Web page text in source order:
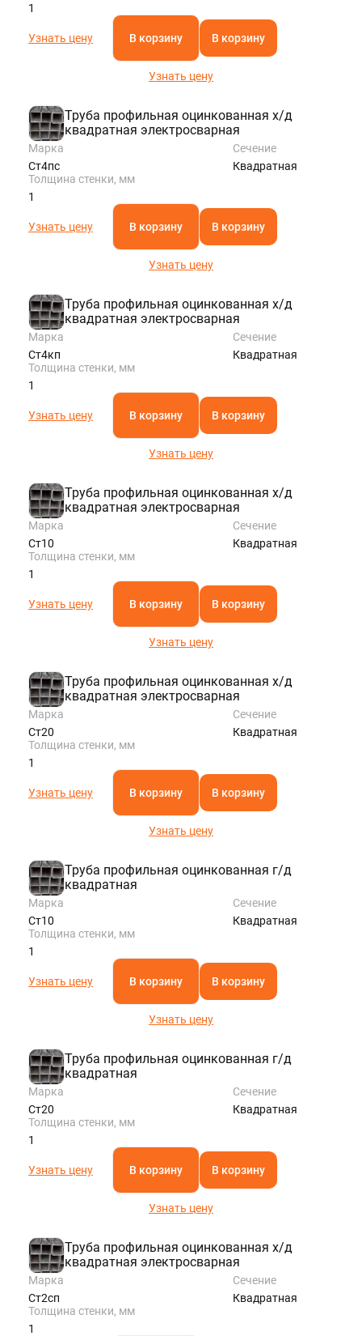
1
Узнать цену В корзину В корзину
Узнать цену
Труба профильная оцинкованная х/д
квадратная электросварная
Марка
Ст4пс
Сечение
Квадратная
Толщина стенки, мм
1
Узнать цену В корзину В корзину
Узнать цену
Труба профильная оцинкованная х/д
квадратная электросварная
Марка
Ст4кп
Сечение
Квадратная
Толщина стенки, мм
1
Узнать цену В корзину В корзину
Узнать цену
Труба профильная оцинкованная х/д
квадратная электросварная
Марка
Ст10
Сечение
Квадратная
Толщина стенки, мм
1
Узнать цену В корзину В корзину
Узнать цену
Труба профильная оцинкованная х/д
квадратная электросварная
Марка
Ст20
Сечение
Квадратная
Толщина стенки, мм
1
Узнать цену В корзину В корзину
Узнать цену
Труба профильная оцинкованная г/д
квадратная
Марка
Ст10
Сечение
Квадратная
Толщина стенки, мм
1
Узнать цену В корзину В корзину
Узнать цену
Труба профильная оцинкованная г/д
квадратная
Марка
Ст20
Сечение
Квадратная
Толщина стенки, мм
1
Узнать цену В корзину В корзину
Узнать цену
Труба профильная оцинкованная х/д
квадратная электросварная
Марка
Ст2сп
Сечение
Квадратная
Толщина стенки, мм
1